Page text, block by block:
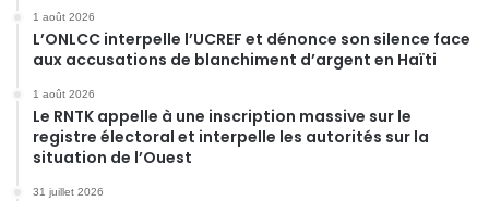
1 août 2026
L’ONLCC interpelle l’UCREF et dénonce son silence face
aux accusations de blanchiment d’argent en Haïti
1 août 2026
Le RNTK appelle à une inscription massive sur le
registre électoral et interpelle les autorités sur la
situation de l’Ouest
31 juillet 2026